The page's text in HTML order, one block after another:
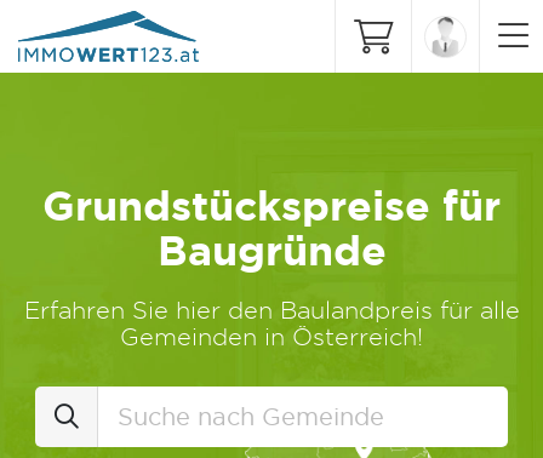
Grundstückspreise für
Baugründe
Erfahren Sie hier den Baulandpreis für alle
Gemeinden in Österreich!